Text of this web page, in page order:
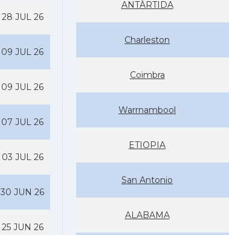
28 JUL 26
09 JUL 26
09 JUL 26
07 JUL 26
03 JUL 26
30 JUN 26
25 JUN 26
ANTÀRTIDA
Charleston
Coimbra
Warrnambool
ETIOPIA
San Antonio
ALABAMA